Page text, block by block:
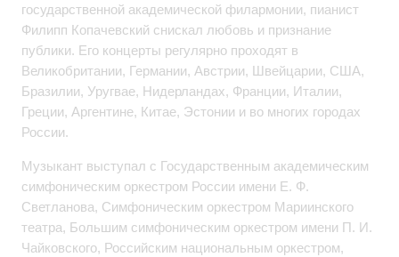
государственной академической филармонии, пианист
Филипп Копачевский снискал любовь и признание
публики. Его концерты регулярно проходят в
Великобритании, Германии, Австрии, Швейцарии, США,
Бразилии, Уругвае, Нидерландах, Франции, Италии,
Греции, Аргентине, Китае, Эстонии и во многих городах
России.
Музыкант выступал с Государственным академическим
симфоническим оркестром России имени Е. Ф.
Светланова, Симфоническим оркестром Мариинского
театра, Большим симфоническим оркестром имени П. И.
Чайковского, Российским национальным оркестром,